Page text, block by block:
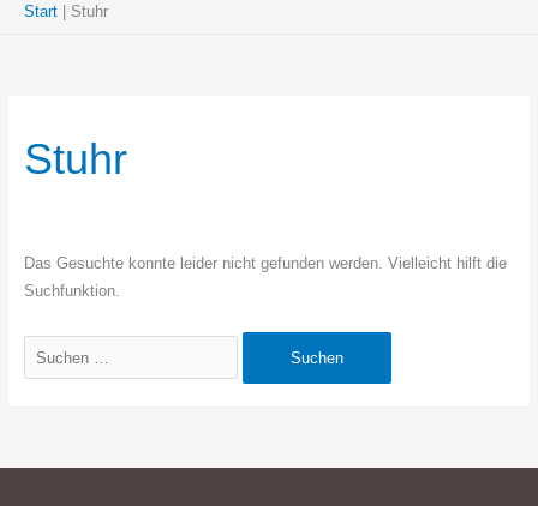
Start Stuhr
Stuhr
Das Gesuchte konnte leider nicht gefunden werden. Vielleicht hilft die
Suchfunktion.